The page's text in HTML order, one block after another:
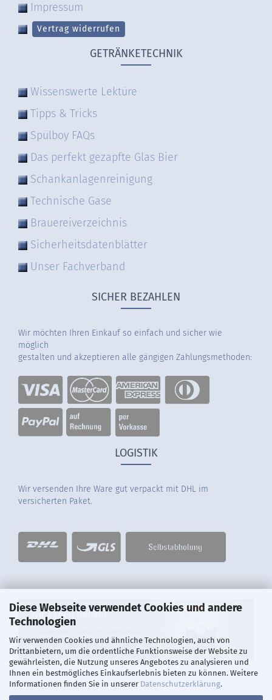
Diese Webseite verwendet Cookies und andere
Technologien
Wir verwenden Cookies und ähnliche Technologien, auch von
Drittanbietern, um die ordentliche Funktionsweise der Website zu
gewährleisten, die Nutzung unseres Angebotes zu analysieren und
Ihnen ein bestmögliches Einkaufserlebnis bieten zu können. Weitere
Informationen finden Sie in unserer Datenschutzerklärung.
Impressum
Vertrag widerrufen
GETRÄNKETECHNIK
Wissenswerte Lektüre
Tipps & Tricks
Spülboy FAQs
Das perfekt gezapfte Glas Bier
Schankanlagenreinigung
Technische Gase
Brauereiverzeichnis
Sicherheitsdatenblätter
Unser Fachverband
SICHER BEZAHLEN
Wir möchten Ihren Einkauf so einfach und sicher wie
möglich
gestalten und akzeptieren alle gängigen Zahlungsmethoden:
LOGISTIK
Wir versenden Ihre Ware gut verpackt mit DHL im
versicherten Paket.
Schankanlagen Fachbetrieb I Hasenkamp 20-22 I D-25482